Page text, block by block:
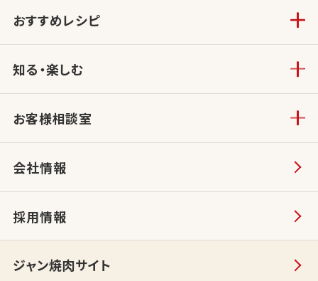
おすすめレシピ
知る・楽しむ
お客様相談室
会社情報
採用情報
ジャン焼肉サイト